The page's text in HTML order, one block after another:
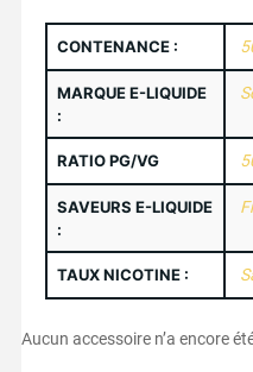
CONTENANCE :
MARQUE E-LIQUIDE
:
RATIO PG/VG
SAVEURS E-LIQUIDE
:
TAUX NICOTINE :
Aucun accessoire n’a encore